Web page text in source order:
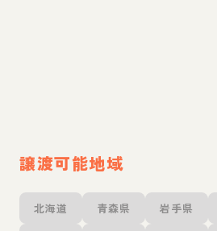
譲渡可能地域
北海道 青森県 岩手県